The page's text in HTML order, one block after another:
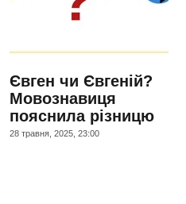
Євген чи Євгеній?
Мовознавиця
пояснила різницю
28 травня, 2025, 23:00